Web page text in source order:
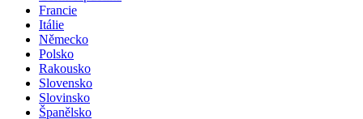
Francie
Itálie
Německo
Polsko
Rakousko
Slovensko
Slovinsko
Španělsko